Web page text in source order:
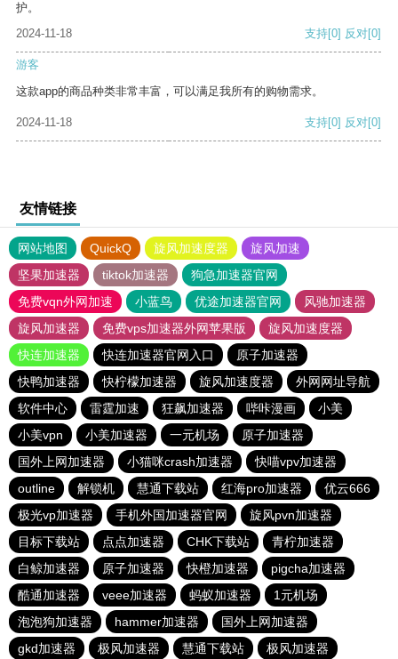
护。
2024-11-18
支持[0] 反对[0]
游客
这款app的商品种类非常丰富，可以满足我所有的购物需求。
2024-11-18 支持[0] 反对[0]
友情链接
网站地图 QuickQ 旋风加速度器
旋风加速
坚果加速器
tiktok加速器
狗急加速器官网
免费vqn外网加速
小蓝鸟 优途加速器官网
风驰加速器
旋风加速器
免费vps加速器外网苹果版
旋风加速度器
快连加速器
快连加速器官网入口
原子加速器
快鸭加速器
快柠檬加速器 旋风加速度器
外网网址导航
软件中心
雷霆加速 狂飙加速器 哔咔漫画
小美
小美vpn
小美加速器 一元机场
原子加速器
国外上网加速器
小猫咪crash加速器
快喵vpv加速器
outline
解锁机 慧通下载站 红海pro加速器
优云666
极光vp加速器
手机外国加速器官网
旋风pvn加速器
目标下载站
点点加速器 CHK下载站
青柠加速器
白鲸加速器
原子加速器 快橙加速器
pigcha加速器
酷通加速器
veee加速器 蚂蚁加速器
1元机场
泡泡狗加速器
hammer加速器
国外上网加速器
gkd加速器
极风加速器 慧通下载站 极风加速器